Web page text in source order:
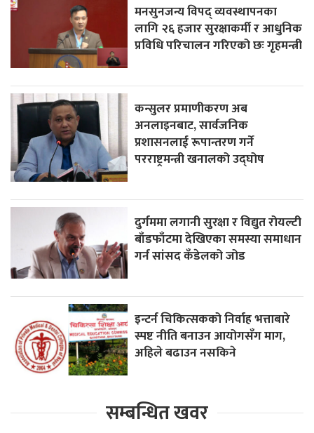
मनसुनजन्य विपद् व्यवस्थापनका
लागि २६ हजार सुरक्षाकर्मी र आधुनिक
प्रविधि परिचालन गरिएको छः गृहमन्त्री
कन्सुलर प्रमाणीकरण अब
अनलाइनबाट, सार्वजनिक
प्रशासनलाई रूपान्तरण गर्ने
परराष्ट्रमन्त्री खनालको उद्घोष
दुर्गममा लगानी सुरक्षा र विद्युत रोयल्टी
बाँडफाँटमा देखिएका समस्या समाधान
गर्न सांसद कँडेलको जोड
इन्टर्न चिकित्सकको निर्वाह भत्ताबारे
स्पष्ट नीति बनाउन आयोगसँग माग,
अहिले बढाउन नसकिने
सम्बन्धित खवर